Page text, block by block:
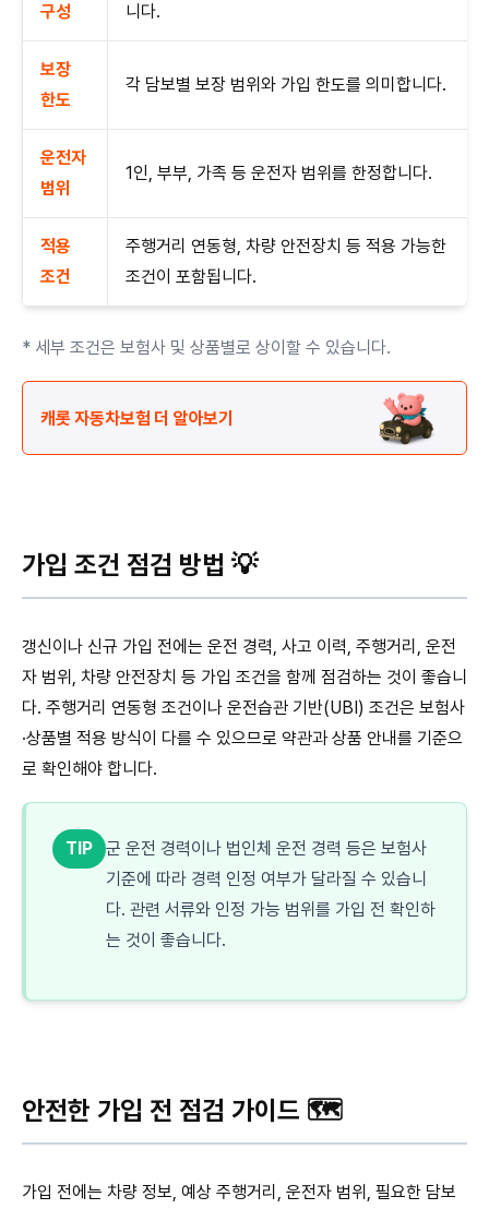
구성
니다.
보장
한도
각 담보별 보장 범위와 가입 한도를 의미합니다.
운전자
범위
1인, 부부, 가족 등 운전자 범위를 한정합니다.
적용
조건
주행거리 연동형, 차량 안전장치 등 적용 가능한
조건이 포함됩니다.
* 세부 조건은 보험사 및 상품별로 상이할 수 있습니다.
캐롯 자동차보험 더 알아보기
가입 조건 점검 방법 💡
갱신이나 신규 가입 전에는 운전 경력, 사고 이력, 주행거리, 운전
자 범위, 차량 안전장치 등 가입 조건을 함께 점검하는 것이 좋습니
다. 주행거리 연동형 조건이나 운전습관 기반(UBI) 조건은 보험사
·상품별 적용 방식이 다를 수 있으므로 약관과 상품 안내를 기준으
로 확인해야 합니다.
TIP
군 운전 경력이나 법인체 운전 경력 등은 보험사
기준에 따라 경력 인정 여부가 달라질 수 있습니
다. 관련 서류와 인정 가능 범위를 가입 전 확인하
는 것이 좋습니다.
안전한 가입 전 점검 가이드 🗺️
가입 전에는 차량 정보, 예상 주행거리, 운전자 범위, 필요한 담보